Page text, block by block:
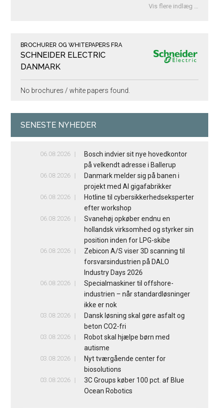
Vis flere indlæg …
BROCHURER OG WHITEPAPERS FRA
SCHNEIDER ELECTRIC
DANMARK
No brochures / white papers found.
SENESTE NYHEDER
06.08.2026
Bosch indvier sit nye hovedkontor
på velkendt adresse i Ballerup
06.08.2026
Danmark melder sig på banen i
projekt med AI gigafabrikker
06.08.2026
Hotline til cybersikkerhedseksperter
efter workshop
06.08.2026
Svanehøj opkøber endnu en
hollandsk virksomhed og styrker sin
position inden for LPG-skibe
06.08.2026
Zebicon A/S viser 3D scanning til
forsvarsindustrien på DALO
Industry Days 2026
06.08.2026
Specialmaskiner til offshore-
industrien – når standardløsninger
ikke er nok
03.08.2026
Dansk løsning skal gøre asfalt og
beton CO2-fri
03.08.2026
Robot skal hjælpe børn med
autisme
03.08.2026
Nyt tværgående center for
biosolutions
03.08.2026
3C Groups køber 100 pct. af Blue
Ocean Robotics